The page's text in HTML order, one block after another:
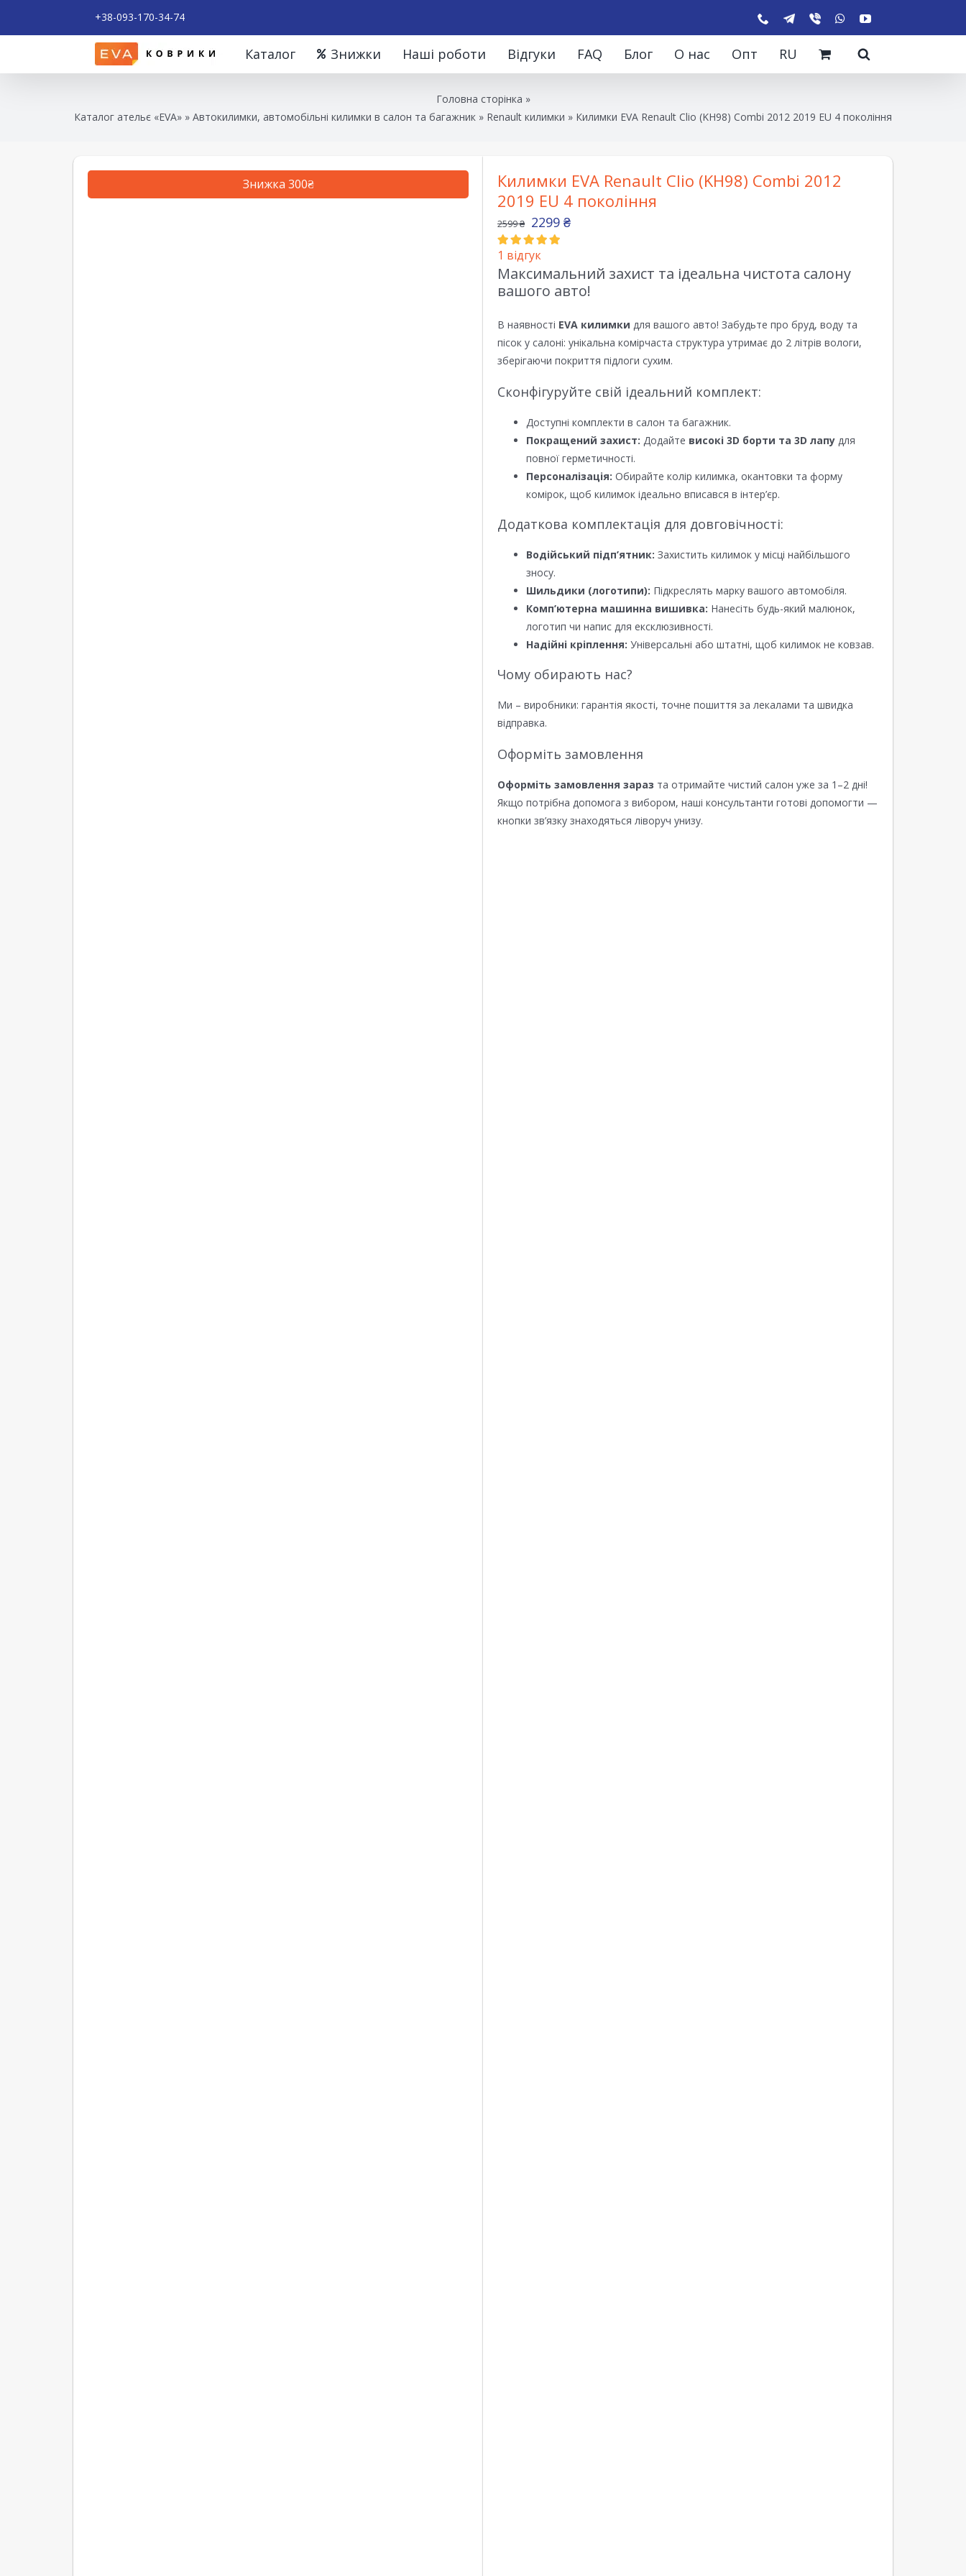
+38-093-170-34-74
Каталог Знижки Наші роботи Відгуки FAQ Блог О нас Опт RU
Головна сторінка »
Каталог ательє «EVA» » Автокилимки, автомобільні килимки в салон та багажник » Renault килимки » Килимки EVA Renault Clio (KH98) Combi 2012 2019 EU 4 покоління
Знижка 300₴
Килимки EVA Renault Clio (KH98) Combi 2012
2019 EU 4 покоління
2599₴ 2299 ₴
1 відгук
Максимальний захист та ідеальна чистота салону
вашого авто!
В наявності EVA килимки для вашого авто! Забудьте про бруд, воду та
пісок у салоні: унікальна комірчаста структура утримає до 2 літрів вологи,
зберігаючи покриття підлоги сухим.
Сконфігуруйте свій ідеальний комплект:
Доступні комплекти в салон та багажник.
Покращений захист: Додайте високі 3D борти та 3D лапу для
повної герметичності.
Персоналізація: Обирайте колір килимка, окантовки та форму
комірок, щоб килимок ідеально вписався в інтер’єр.
Додаткова комплектація для довговічності:
Водійський підп’ятник: Захистить килимок у місці найбільшого
зносу.
Шильдики (логотипи): Підкреслять марку вашого автомобіля.
Комп’ютерна машинна вишивка: Нанесіть будь-який малюнок,
логотип чи напис для ексклюзивності.
Надійні кріплення: Універсальні або штатні, щоб килимок не ковзав.
Чому обирають нас?
Ми – виробники: гарантія якості, точне пошиття за лекалами та швидка
відправка.
Оформіть замовлення
Оформіть замовлення зараз та отримайте чистий салон уже за 1–2 дні!
Якщо потрібна допомога з вибором, наші консультанти готові допомогти —
кнопки зв’язку знаходяться ліворуч унизу.